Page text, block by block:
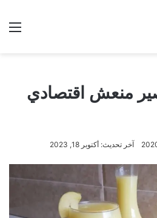
منعش اقتصادي
آخر تحديث: أكتوبر 18, 2023